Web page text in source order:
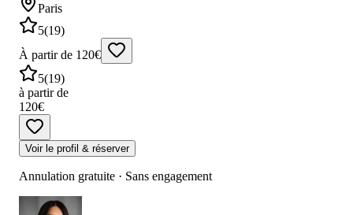
Paris
5(19)
À partir de 120€
5(19)
à partir de
120€
Voir le profil & réserver
Annulation gratuite · Sans engagement